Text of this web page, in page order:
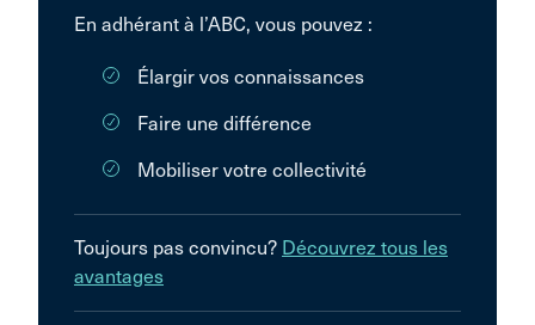
En adhérant à l’ABC, vous pouvez :
Élargir vos connaissances
Faire une différence
Mobiliser votre collectivité
Toujours pas convincu? Découvrez tous les
avantages